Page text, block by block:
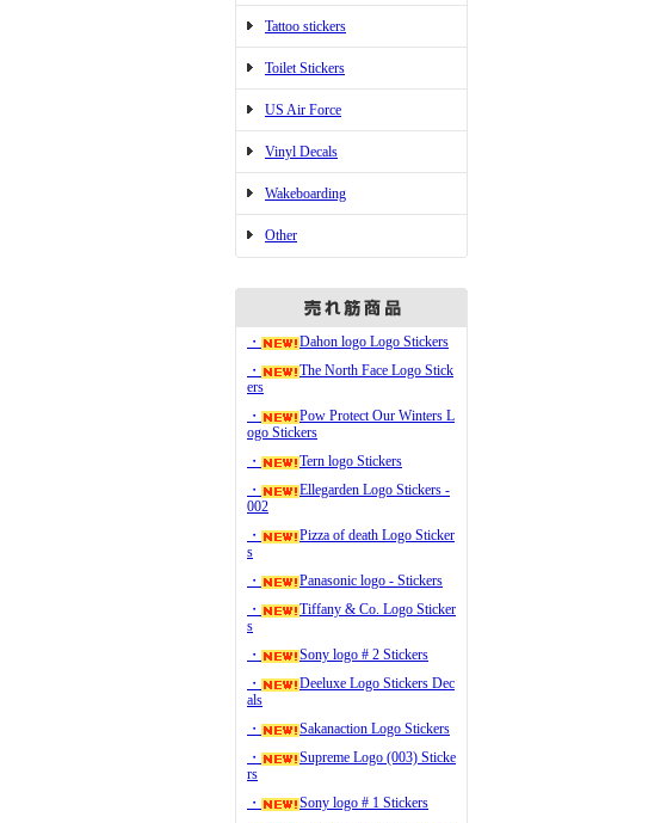
Tattoo stickers
Toilet Stickers
US Air Force
Vinyl Decals
Wakeboarding
Other
・
Dahon logo Logo Stickers
・
The North Face Logo Stick
ers
・
Pow Protect Our Winters L
ogo Stickers
・
Tern logo Stickers
・
Ellegarden Logo Stickers -
002
・
Pizza of death Logo Sticker
s
・
Panasonic logo - Stickers
・
Tiffany & Co. Logo Sticker
s
・
Sony logo # 2 Stickers
・
Deeluxe Logo Stickers Dec
als
・
Sakanaction Logo Stickers
・
Supreme Logo (003) Sticke
rs
・
Sony logo # 1 Stickers